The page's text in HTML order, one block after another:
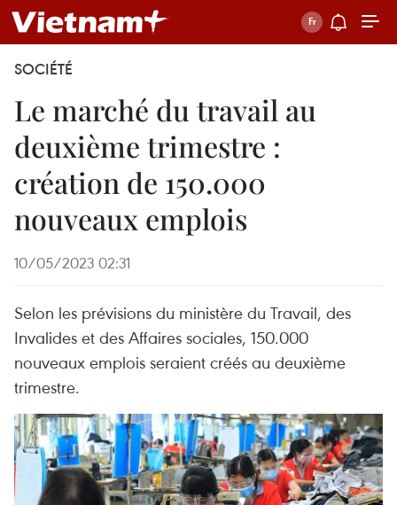
SOCIÉTÉ
Le marché du travail au
deuxième trimestre :
création de 150.000
nouveaux emplois
10/05/2023 02:31
Selon les prévisions du ministère du Travail, des
Invalides et des Affaires sociales, 150.000
nouveaux emplois seraient créés au deuxième
trimestre.